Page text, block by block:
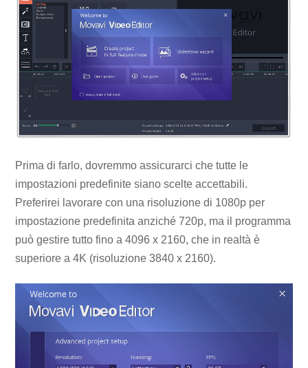
Prima di farlo, dovremmo assicurarci che tutte le
impostazioni predefinite siano scelte accettabili.
Preferirei lavorare con una risoluzione di 1080p per
impostazione predefinita anziché 720p, ma il programma
può gestire tutto fino a 4096 x 2160, che in realtà è
superiore a 4K (risoluzione 3840 x 2160).